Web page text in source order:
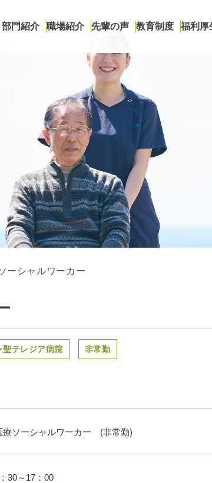
部門紹介 職場紹介 先輩の声 教育制度 福利厚
ーシャルワーカー
テレジア病院 非常勤
療ソーシャルワーカー (非常勤)
30～17：00